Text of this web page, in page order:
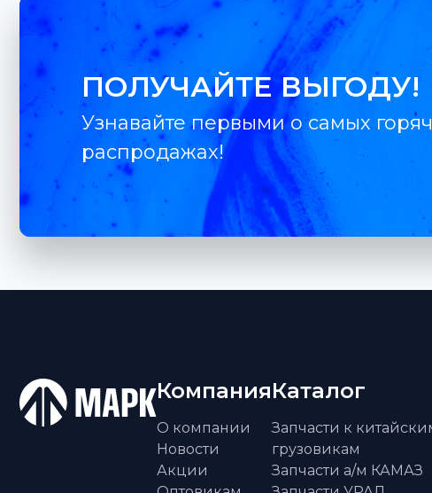
ПОЛУЧАЙТЕ ВЫГОДУ!
Узнавайте первыми о самых
распродажах!
Компания
О компании
Новости
Акции
Каталог
Запчасти к
грузовикам
Запчасти а/м КАМАЗ